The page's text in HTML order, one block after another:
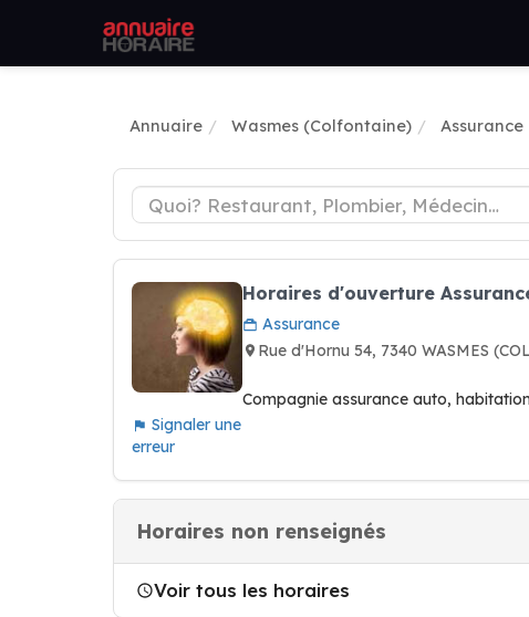
Annuaire Wasmes (Colfontaine) Assurance
Signaler une
erreur
Horaires d'ouverture
Assurance
Rue d'Hornu 54, 7340 WASMES
Compagnie assurance auto,
Horaires non renseignés
Voir tous les horaires